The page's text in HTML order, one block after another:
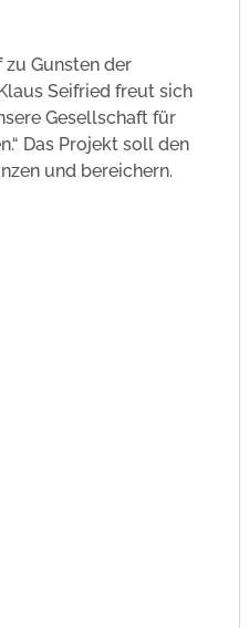
zu Gunsten der
Seifried freut sich
Gesellschaft für
Das Projekt soll den
und bereichern.